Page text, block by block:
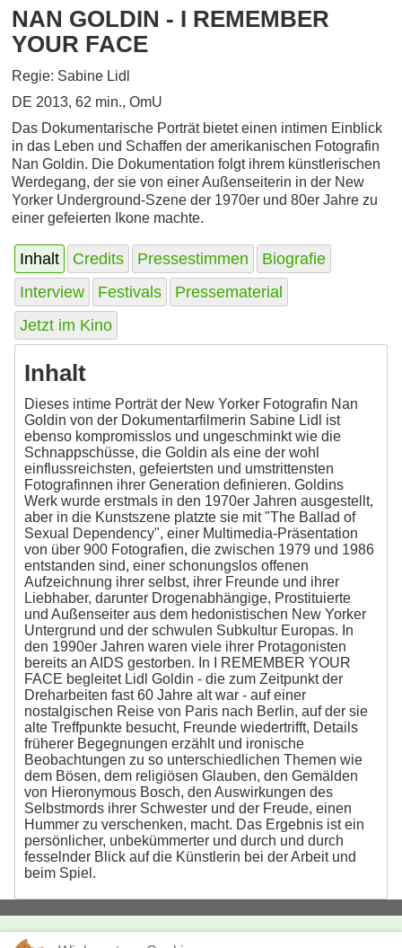
NAN GOLDIN - I REMEMBER
YOUR FACE
Regie: Sabine Lidl
DE 2013, 62 min., OmU
Das Dokumentarische Porträt bietet einen intimen Einblick
in das Leben und Schaffen der amerikanischen Fotografin
Nan Goldin. Die Dokumentation folgt ihrem künstlerischen
Werdegang, der sie von einer Außenseiterin in der New
Yorker Underground-Szene der 1970er und 80er Jahre zu
einer gefeierten Ikone machte.
Inhalt Credits Pressestimmen
Biografie
Interview
Festivals
Pressematerial
Jetzt im Kino
Inhalt
Dieses intime Porträt der New Yorker Fotografin Nan
Goldin von der Dokumentarfilmerin Sabine Lidl ist
ebenso kompromisslos und ungeschminkt wie die
Schnappschüsse, die Goldin als eine der wohl
einflussreichsten, gefeiertsten und umstrittensten
Fotografinnen ihrer Generation definieren. Goldins
Werk wurde erstmals in den 1970er Jahren ausgestellt,
aber in die Kunstszene platzte sie mit "The Ballad of
Sexual Dependency", einer Multimedia-Präsentation
von über 900 Fotografien, die zwischen 1979 und 1986
entstanden sind, einer schonungslos offenen
Aufzeichnung ihrer selbst, ihrer Freunde und ihrer
Liebhaber, darunter Drogenabhängige, Prostituierte
und Außenseiter aus dem hedonistischen New Yorker
Untergrund und der schwulen Subkultur Europas. In
den 1990er Jahren waren viele ihrer Protagonisten
bereits an AIDS gestorben. In I REMEMBER YOUR
FACE begleitet Lidl Goldin - die zum Zeitpunkt der
Dreharbeiten fast 60 Jahre alt war - auf einer
nostalgischen Reise von Paris nach Berlin, auf der sie
alte Treffpunkte besucht, Freunde wiedertrifft, Details
früherer Begegnungen erzählt und ironische
Beobachtungen zu so unterschiedlichen Themen wie
dem Bösen, dem religiösen Glauben, den Gemälden
von Hieronymous Bosch, den Auswirkungen des
Selbstmords ihrer Schwester und der Freude, einen
Hummer zu verschenken, macht. Das Ergebnis ist ein
persönlicher, unbekümmerter und durch und durch
fesselnder Blick auf die Künstlerin bei der Arbeit und
beim Spiel.